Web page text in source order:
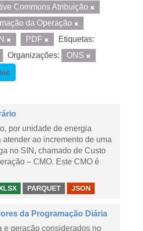
Commons Atribuição
da Operação
PDF
Etiquetas:
Organizações:
ONS
por unidade de energia
atender ao incremento de uma
no SIN, chamado de Custo
– CMO. Este CMO é
PARQUET JSON
da Programação Diária
e geração considerados no